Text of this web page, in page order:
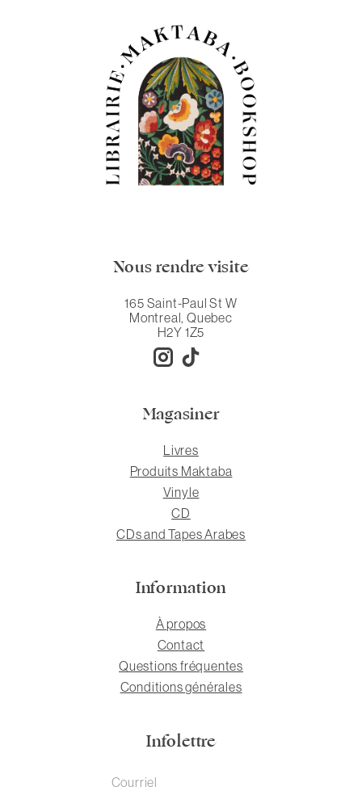
Nous rendre visite
165 Saint-Paul St W
Montreal, Quebec
H2Y 1Z5
Magasiner
Livres
Produits Maktaba
Vinyle
CD
CDs and Tapes Arabes
Information
À propos
Contact
Questions fréquentes
Conditions générales
Infolettre